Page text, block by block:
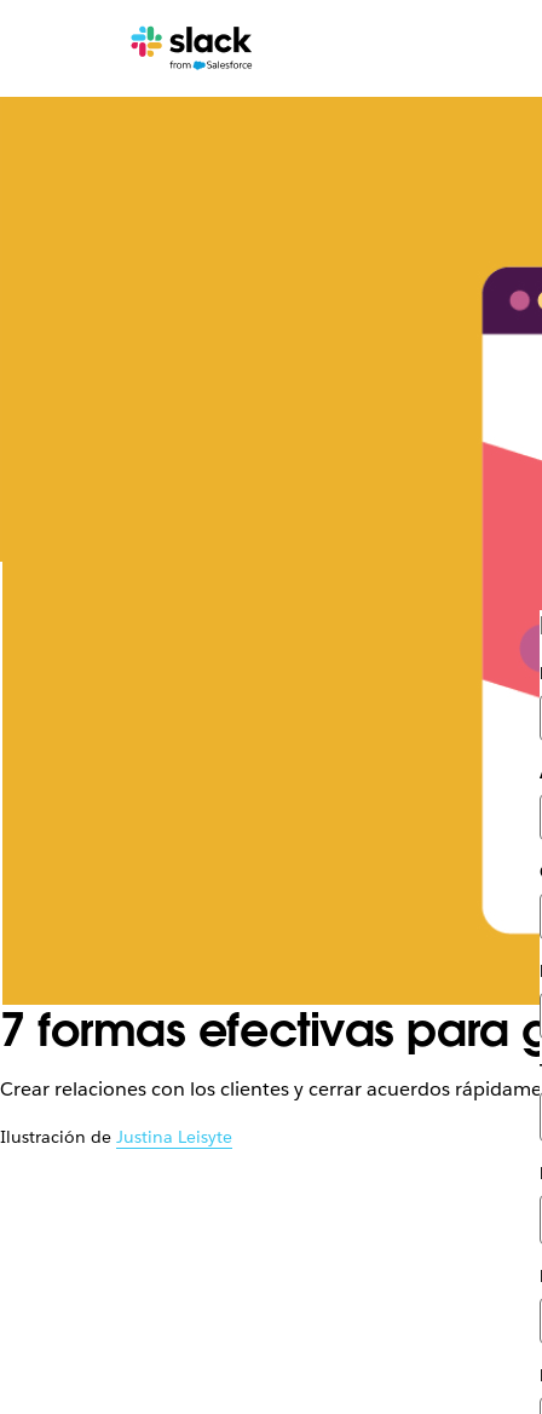
7 formas efectivas para
Crear relaciones con los clientes y cerrar acuerdos
Ilustración de Justina Leisyte